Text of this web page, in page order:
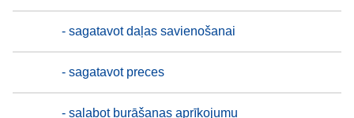
- sagatavot daļas savienošanai
- sagatavot preces
- salabot burāšanas aprīkojumu